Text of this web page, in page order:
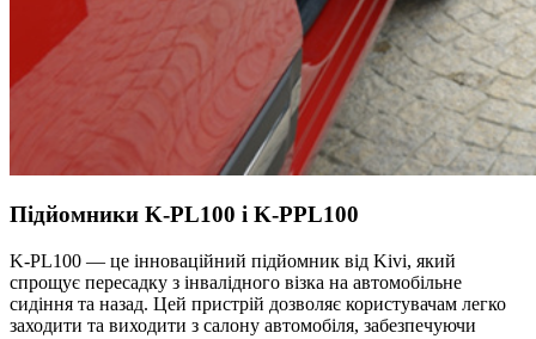
Підйомники K-PL100 і K-PPL100
K-PL100 — це інноваційний підйомник від Kivi, який
спрощує пересадку з інвалідного візка на автомобільне
сидіння та назад. Цей пристрій дозволяє користувачам легко
заходити та виходити з салону автомобіля, забезпечуючи